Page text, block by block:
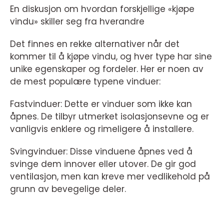
En diskusjon om hvordan forskjellige «kjøpe
vindu» skiller seg fra hverandre
Det finnes en rekke alternativer når det
kommer til å kjøpe vindu, og hver type har sine
unike egenskaper og fordeler. Her er noen av
de mest populære typene vinduer:
Fastvinduer: Dette er vinduer som ikke kan
åpnes. De tilbyr utmerket isolasjonsevne og er
vanligvis enklere og rimeligere å installere.
Svingvinduer: Disse vinduene åpnes ved å
svinge dem innover eller utover. De gir god
ventilasjon, men kan kreve mer vedlikehold på
grunn av bevegelige deler.